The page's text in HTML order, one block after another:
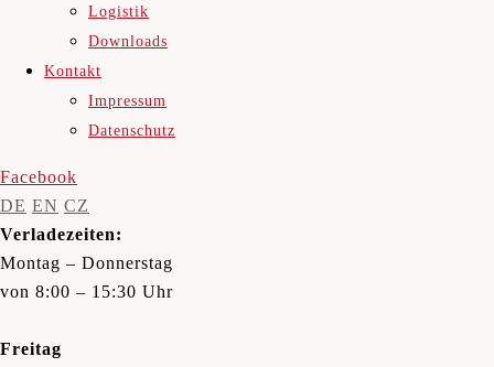
Logistik
Downloads
Kontakt
Impressum
Datenschutz
Facebook
DE EN CZ
Verladezeiten:
Montag – Donnerstag
von 8:00 – 15:30 Uhr
Freitag